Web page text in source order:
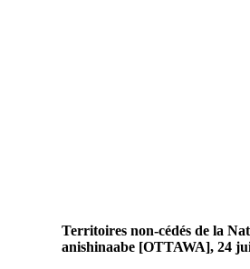
Territoires non-cédés de la
anishinaabe [OTTAWA], 24